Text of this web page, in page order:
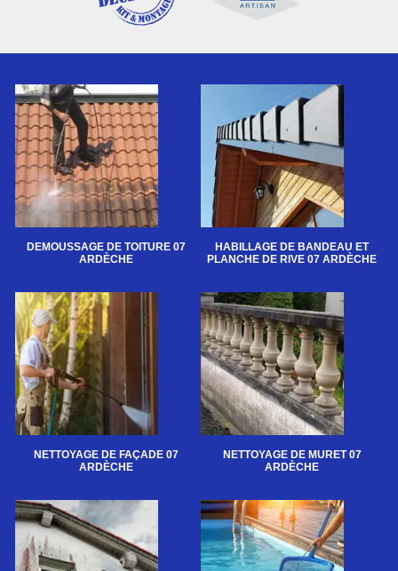
DEMOUSSAGE DE TOITURE 07
ARDÈCHE
HABILLAGE DE BANDEAU ET
PLANCHE DE RIVE 07 ARDÈCHE
NETTOYAGE DE FAÇADE 07
ARDÈCHE
NETTOYAGE DE MURET 07
ARDÈCHE